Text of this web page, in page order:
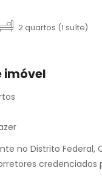
2 quartos (1 suíte)
imóvel
no Distrito Federal,
credenciados